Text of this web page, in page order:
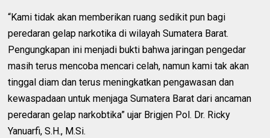
‎“Kami tidak akan memberikan ruang sedikit pun bagi
peredaran gelap narkotika di wilayah Sumatera Barat.
Pengungkapan ini menjadi bukti bahwa jaringan pengedar
masih terus mencoba mencari celah, namun kami tak akan
tinggal diam dan terus meningkatkan pengawasan dan
kewaspadaan untuk menjaga Sumatera Barat dari ancaman
peredaran gelap narkobtika” ujar Brigjen Pol. Dr. Ricky
Yanuarfi, S.H., M.Si.